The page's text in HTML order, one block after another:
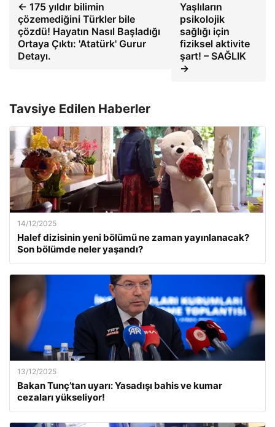
← 175 yıldır bilimin
çözemediğini Türkler bile
çözdü! Hayatın Nasıl Başladığı
Ortaya Çıktı: 'Atatürk' Gurur
Detayı.
Yaşlıların
psikolojik
sağlığı için
fiziksel aktivite
şart! – SAĞLIK
→
Tavsiye Edilen Haberler
14/12/2025
Halef dizisinin yeni bölümü ne zaman yayınlanacak?
Son bölümde neler yaşandı?
13/12/2025
Bakan Tunç’tan uyarı: Yasadışı bahis ve kumar
cezaları yükseliyor!